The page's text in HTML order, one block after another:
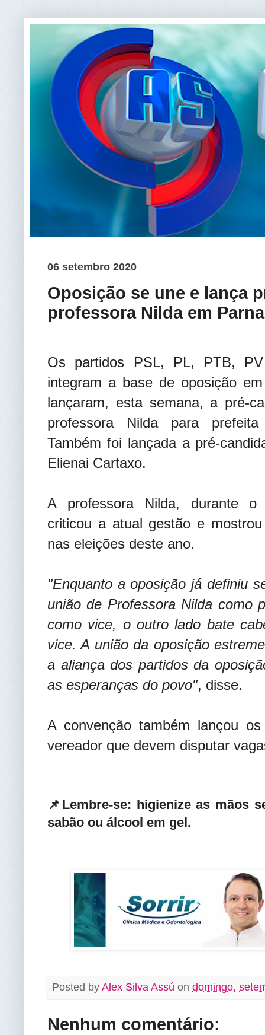
06 setembro 2020
Oposição se une e lança
professora Nilda em
Os partidos PSL, PL, PTB,
integram a base de oposição
lançaram, esta semana, a pré-
professora Nilda para
Também foi lançada a pré-
Elienai Cartaxo.
A professora Nilda, durante o
criticou a atual gestão e
nas eleições deste ano.
"Enquanto a oposição já definiu
união de Professora Nilda como
como vice, o outro lado bate
vice. A união da oposição
a aliança dos partidos da
as esperanças do povo", disse.
A convenção também lançou
vereador que devem disputar
📌Lembre-se: higienize as mãos
sabão ou álcool em gel.
Posted by Alex Silva Assú on domingo,
Nenhum comentário: